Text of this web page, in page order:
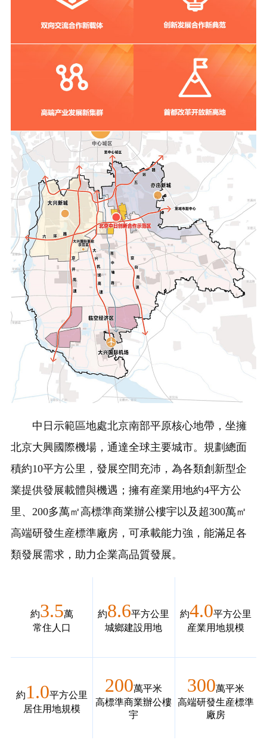
中日示範區地處北京南部平原核心地帶，坐擁
北京大興國際機場，通達全球主要城市。規劃總面
積約10平方公里，發展空間充沛，為各類創新型企
業提供發展載體與機遇；擁有産業用地約4平方公
里、200多萬㎡高標準商業辦公樓宇以及超300萬㎡
高端研發生産標準廠房，可承載能力強，能滿足各
類發展需求，助力企業高品質發展。
約3.5萬
常住人口
約8.6平方公里
城鄉建設用地
約4.0平方公里
産業用地規模
約1.0平方公里
居住用地規模
200萬平米
高標準商業辦公樓
宇
300萬平米
高端研發生産標準
廠房